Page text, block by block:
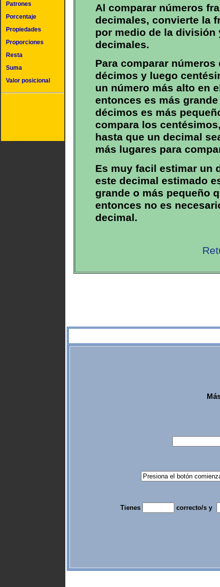
Patrones
Porcentaje
Propiedades
Proporciones
Resta
Suma
Valor posicional
Al comparar números
decimales, convierte la
por medio de la división
decimales.
Para comparar
décimos y luego
un número más alto en
entonces es más
décimos es más
compara los
hasta que un decimal
más lugares para
Es muy facil estimar un
este decimal estimado
grande o más pequeño
entonces no es
decimal.
Tienes correcto/s y